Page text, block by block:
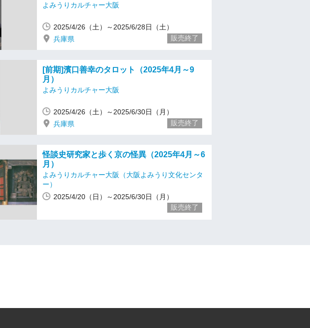
よみうりカルチャー大阪
2025/4/26（土）～2025/6/28日（土）
兵庫県
販売終了
[前期]濱口善幸のタロット（2025年4月～9
月）
よみうりカルチャー大阪
2025/4/26（土）～2025/6/30日（月）
兵庫県
販売終了
怪談史研究家と歩く京の怪異（2025年4月～6
月）
よみうりカルチャー大阪（大阪よみうり文化センタ
ー）
2025/4/20（日）～2025/6/30日（月）
販売終了